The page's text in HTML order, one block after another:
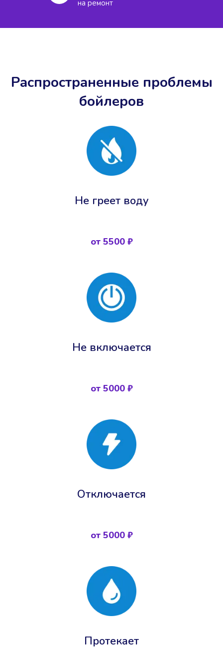
на ремонт
Распространенные проблемы
бойлеров
Не греет воду
от 5500 ₽
Не включается
от 5000 ₽
Отключается
от 5000 ₽
Протекает